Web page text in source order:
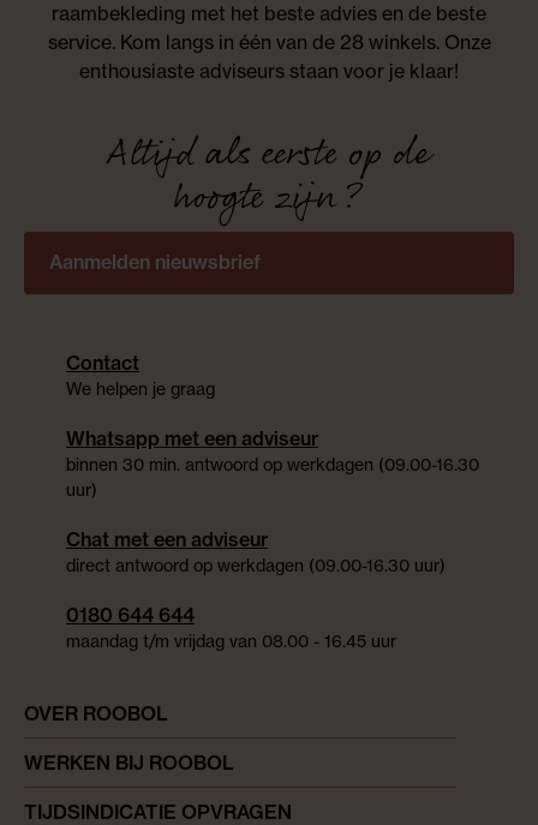
raambekleding met het beste advies en de beste
service. Kom langs in één van de 28 winkels. Onze
enthousiaste adviseurs staan voor je klaar!
Altijd als eerste op de
hoogte zijn?
Aanmelden nieuwsbrief
OVER ROOBOL
WERKEN BIJ ROOBOL
TIJDSINDICATIE OPVRAGEN
Contact
We helpen je graag
Whatsapp met een adviseur
binnen 30 min. antwoord op werkdagen (09.00-16.30
uur)
Chat met een adviseur
direct antwoord op werkdagen (09.00-16.30 uur)
0180 644 644
maandag t/m vrijdag van 08.00 - 16.45 uur